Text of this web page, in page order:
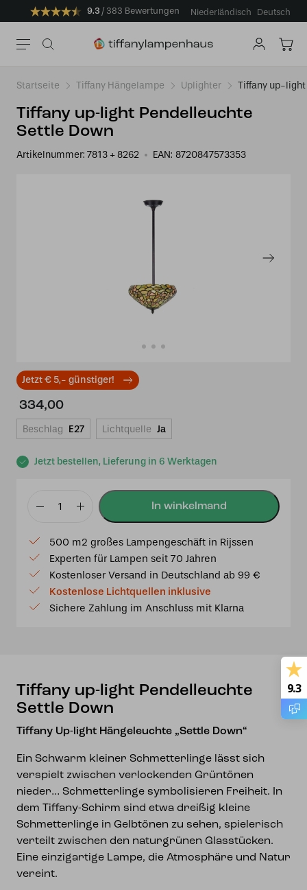
9.3 383 Bewertungen Niederländisch Deutsch
Startseite Tiffany Hängelampe Uplighter Tiffany up-light
Tiffany up-light Pendelleuchte
Settle Down
Artikelnummer: 7813 + 8262 EAN: 8720847573353
Jetzt € 5,- günstiger!
Jetzt bestellen, Lieferung in 6 Werktagen
334,00
Beschlag E27 Lichtquelle Ja
Tiffany
light
Pendelleuchte
Settle
Down
Menge
500 m2 großes Lampengeschäft in Rijssen
Experten für Lampen seit 70 Jahren
Kostenloser Versand in Deutschland ab 99 €
Kostenlose Lichtquellen inklusive
Sichere Zahlung im Anschluss mit Klarna
Tiffany up-light Pendelleuchte
Settle Down
Tiffany Up-light Hängeleuchte „Settle Down“
Ein Schwarm kleiner Schmetterlinge lässt sich
verspielt zwischen verlockenden Grüntönen
nieder… Schmetterlinge symbolisieren Freiheit. In
dem Tiffany-Schirm sind etwa dreißig kleine
Schmetterlinge in Gelbtönen zu sehen, spielerisch
verteilt zwischen den naturgrünen Glasstücken.
Eine einzigartige Lampe, die Atmosphäre und Natur
vereint.
9.3